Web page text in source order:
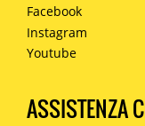
Facebook
Instagram
Youtube
ASSISTENZA